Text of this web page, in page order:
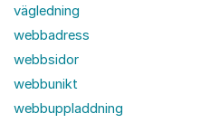
vägledning
webbadress
webbsidor
webbunikt
webbuppladdning